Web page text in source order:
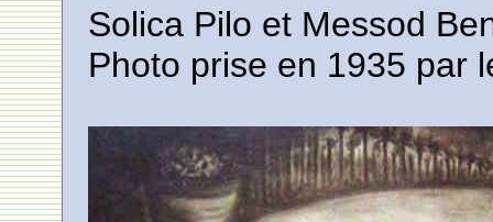
Solica Pilo et Messod
Photo prise en 1935 par